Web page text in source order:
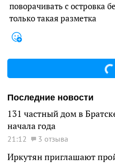
поворачивать с островка
только такая разметка
Последние новости
131 частный дом в
начала года
21:12 3 отзыва
Иркутян приглашают